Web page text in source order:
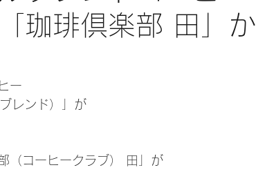
珈琲倶楽部 田」か
ー
レンド）」が
（コーヒークラブ） 田」が